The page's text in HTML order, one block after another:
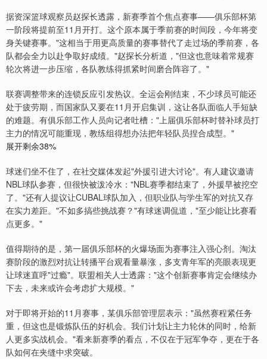
据资深篮球观察员赵探长透露，新赛季首个焦点赛事——俱乐部杯第
一阶段将提前至11月开打。这个原本属于季前赛的时间段，今年将变
身关键赛事。"这相当于用更高质量的赛事替代了走过场的季前赛，各
队都会全力以赴争取好成绩。"赵探长分析道，"但这也意味着常规赛
轮次将进一步压缩，各队教练得抓紧时间磨合阵容了。"
联赛调整带来的连锁反应引发热议。全运会刚结束，不少球员可能还
处于疲劳期，而国家队又要在11月开启集训，这让各队面临人手短缺
的难题。有俱乐部工作人员向记者吐槽："上届俱乐部杯时替补球员打
主力的情况可能重现，教练组得想办法把年轻队员捏合成型。"
展开剩余38%
球迷们坐不住了，在社交媒体发起"外援引进大讨论"。有人建议邀请
NBL球队参赛，但很快被泼冷水："NBL赛季都结束了，外援早被挖空
了。"还有人提议让CUBAL球队加入，但职业队与学生军的对抗又存
在实力差距。"不如多搞些挑战赛？"有球迷调侃道，"至少能让比赛看
点更多。"
值得期待的是，第一届俱乐部杯的火爆场面为赛事注入强心剂。淘汰
赛阶段的激烈对抗让转播平台观看量暴涨，多支青年军的亮眼表现更
让球迷直呼"过瘾"。联盟相关人士透露："这个创新赛事肯定会继续办
下去，未来或许会考虑扩大规模。"
对于即将开始的11月赛事，某俱乐部管理层表示："虽然赛程紧任务
重，但这也是锻炼队伍的好机会。我们计划让主力轮休的同时，给新
人更多实战机会。"看来新赛季的看点，不仅在于冠军争夺，更在于各
队如何在夹缝中求突破。